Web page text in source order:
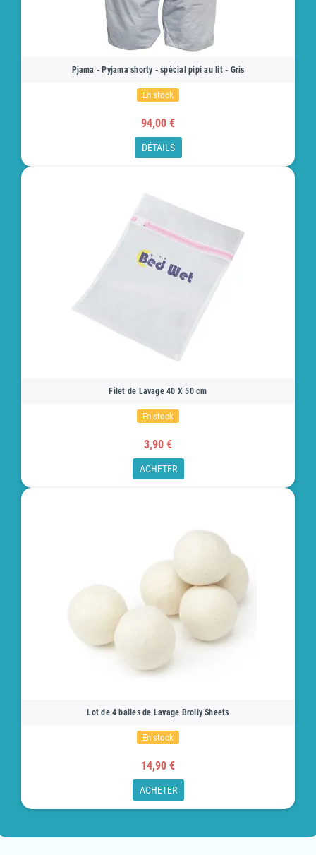
Pjama - Pyjama shorty - spécial pipi au lit - Gris
En stock
94,00 €
DÉTAILS
Filet de Lavage 40 X 50 cm
En stock
3,90 €
ACHETER
Lot de 4 balles de Lavage Brolly Sheets
En stock
14,90 €
ACHETER